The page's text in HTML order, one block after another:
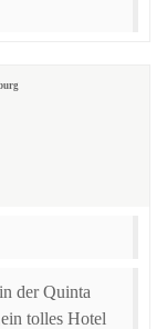
der Quinta
tolles Hotel